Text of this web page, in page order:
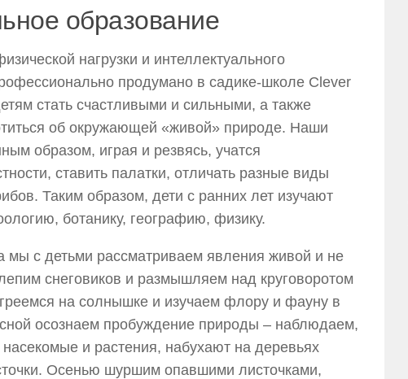
образование
нагрузки и интеллектуального
продумано в садике-школе Clever
стать счастливыми и сильными, а также
об окружающей «живой» природе. Наши
образом, играя и резвясь, учатся
ставить палатки, отличать разные виды
Таким образом, дети с ранних лет изучают
ботанику, географию, физику.
мы с детьми рассматриваем явления живой и не
снеговиков и размышляем над круговоротом
на солнышке и изучаем флору и фауну в
осознаем пробуждение природы – наблюдаем,
и растения, набухают на деревьях
Осенью шуршим опавшими листочками,